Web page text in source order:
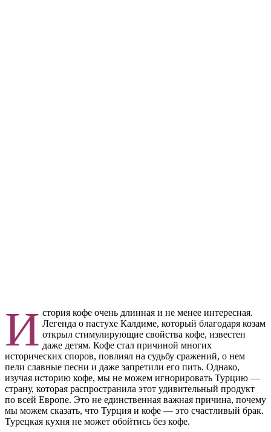
И стория кофе очень длинная и не менее интересная.
Легенда о пастухе Калдиме, который благодаря козам
открыл стимулирующие свойства кофе, известен
даже детям. Кофе стал причиной многих
исторических споров, повлиял на судьбу сражений, о нем
пели славные песни и даже запретили его пить. Однако,
изучая историю кофе, мы не можем игнорировать Турцию —
страну, которая распространила этот удивительный продукт
по всей Европе. Это не единственная важная причина, почему
мы можем сказать, что Турция и кофе — это счастливый брак.
Турецкая кухня не может обойтись без кофе.